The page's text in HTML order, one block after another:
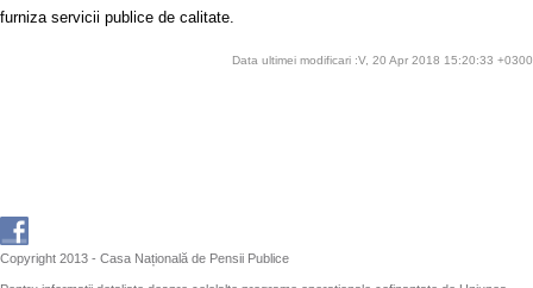
furniza servicii publice de calitate.
Data ultimei modificari :V, 20 Apr 2018 15:20:33 +0300
Copyright 2013 - Casa Națională de Pensii Publice